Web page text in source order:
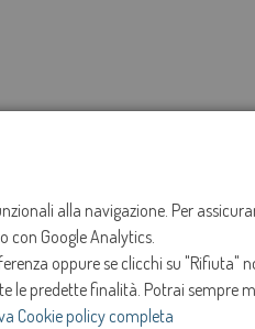
alla navigazione. Per
con Google Analytics.
oppure se clicchi su
le predette finalità. Potrai sempre
Cookie policy completa
Content